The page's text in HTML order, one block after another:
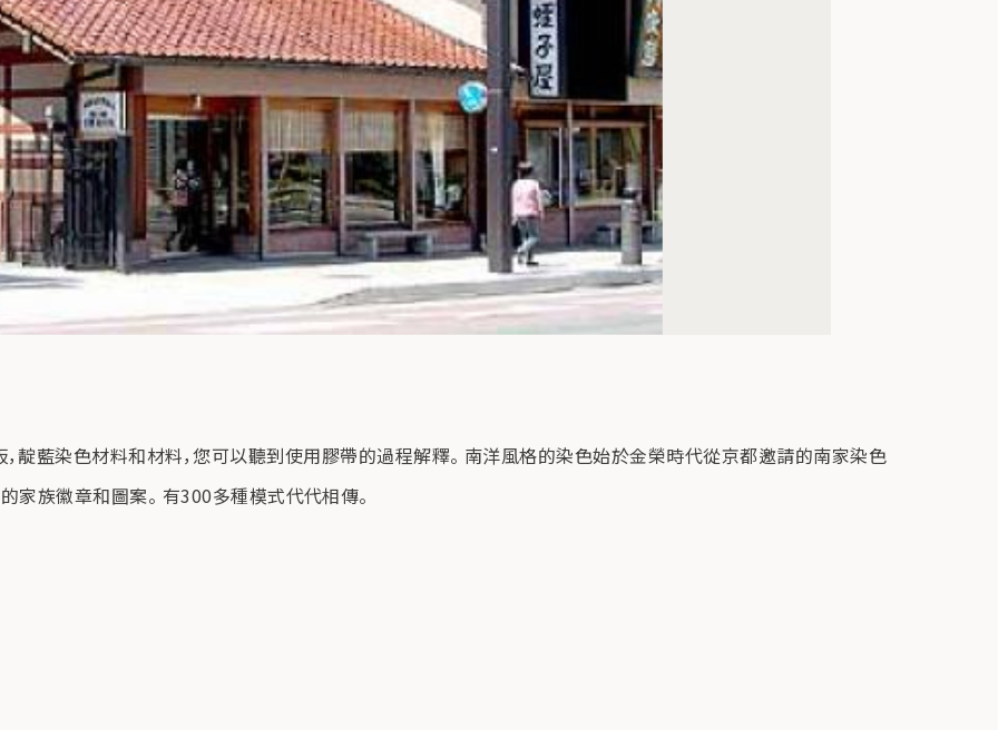
靛藍染色材料和材料，您可以聽到使用膠帶的過程解釋。 南洋風格的染色始於金榮時代從京都邀請的南家染色
族徽章和圖案。 有300多種模式代代相傳。